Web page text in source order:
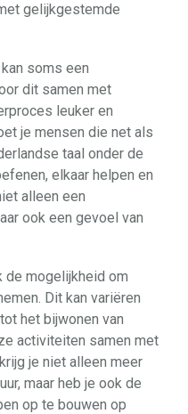
gelijkgestemde
soms een
dit samen met
leuker en
je mensen die net als
taal onder de
elkaar helpen en
alleen een
ook een gevoel van
de mogelijkheid om
Dit kan variëren
het bijwonen van
activiteiten samen met
je niet alleen meer
maar heb je ook de
op te bouwen op